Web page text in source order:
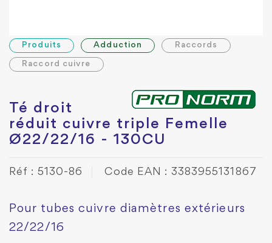
Produits Adduction Raccords
Raccord cuivre
Té droit
réduit cuivre triple Femelle
Ø22/22/16 - 130CU
Réf : 5130-86 Code EAN : 3383955131867
Pour tubes cuivre diamètres extérieurs
22/22/16